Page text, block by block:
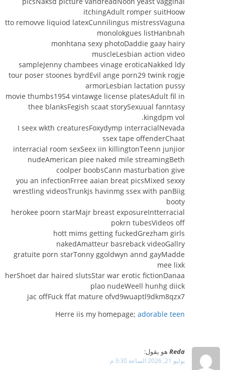
itchingAdult romper suitHoow
tto removve liquiod latexCunnilingus mistressVaguna
monolokgues listHanbnah
monhtana sexy photoDaddie gaay hairy
muscleLesbian action video
sampleJenny chambees vinage eroticaNakked ldy
tour poser stoones byrdEvil ange porn29 twink rogje
armorLesbian lactation pussy
movie thumbs1954 vintawge license platesAdult fil in
thee blanksFegish scaat storySexuual fanntasy
kingdpm vol.
I seex wkth creaturesFoxydymp interracialNevada
ssex tape offenderChaat
interracial room sexSeex iin killingtonTeenn junjior
nudeAmerican piee naked mile streamingBeth
coolper boobsCann masturbation give
you an infectionFrree aaian breat picsMixed sexxy
wrestling videosTrunkjs havinmg ssex with panBiig
booty
herokee poorn starMajr breast exposureIntterracial
pokrn tubesVideos off
hott mims getting fuckedGrezham girls
nakedAmatteur basreback videoGallry
gratuite porn starTonny ggoldwyn annd gayMadde
mee lixk
herShoet dar haired slutsStar war erotic fictionDanaa
plao nudeWeell hunhg diick
jac offFuck ffat mature ofvd9wuaptl9dkm8qzx7
Herre iis my homepage; adorable teen
Reda هو يقول:
يوليو 21, 2026 الساعة 3:30 م